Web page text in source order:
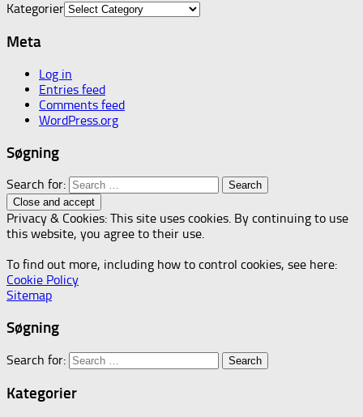
Kategorier
Meta
Log in
Entries feed
Comments feed
WordPress.org
Søgning
Search for:
Privacy & Cookies: This site uses cookies. By continuing to use
this website, you agree to their use.
To find out more, including how to control cookies, see here:
Cookie Policy
Sitemap
Søgning
Search for:
Kategorier